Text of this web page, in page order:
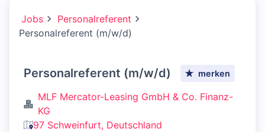
Jobs
Personalreferent
Personalreferent (m/w/d)
Personalreferent (m/w/d) merken
MLF Mercator-Leasing GmbH & Co. Finanz-
KG
97 Schweinfurt, Deutschland